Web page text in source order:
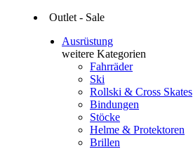
Outlet - Sale
Ausrüstung
weitere Kategorien
Fahrräder
Ski
Rollski & Cross Skates
Bindungen
Stöcke
Helme & Protektoren
Brillen